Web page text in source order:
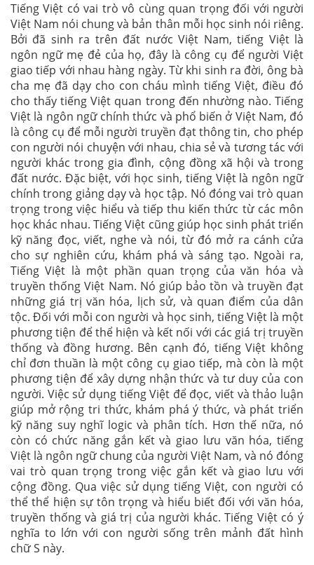
Tiếng Việt có vai trò vô cùng quan trọng đối với người
Việt Nam nói chung và bản thân mỗi học sinh nói riêng.
Bởi đã sinh ra trên đất nước Việt Nam, tiếng Việt là
ngôn ngữ mẹ đẻ của họ, đây là công cụ để người Việt
giao tiếp với nhau hàng ngày. Từ khi sinh ra đời, ông bà
cha mẹ đã dạy cho con cháu mình tiếng Việt, điều đó
cho thấy tiếng Việt quan trong đến nhường nào. Tiếng
Việt là ngôn ngữ chính thức và phổ biến ở Việt Nam, đó
là công cụ để mỗi người truyền đạt thông tin, cho phép
con người nói chuyện với nhau, chia sẻ và tương tác với
người khác trong gia đình, cộng đồng xã hội và trong
đất nước. Đặc biệt, với học sinh, tiếng Việt là ngôn ngữ
chính trong giảng dạy và học tập. Nó đóng vai trò quan
trọng trong việc hiểu và tiếp thu kiến thức từ các môn
học khác nhau. Tiếng Việt cũng giúp học sinh phát triển
kỹ năng đọc, viết, nghe và nói, từ đó mở ra cánh cửa
cho sự nghiên cứu, khám phá và sáng tạo. Ngoài ra,
Tiếng Việt là một phần quan trọng của văn hóa và
truyền thống Việt Nam. Nó giúp bảo tồn và truyền đạt
những giá trị văn hóa, lịch sử, và quan điểm của dân
tộc. Đối với mỗi con người và học sinh, tiếng Việt là một
phương tiện để thể hiện và kết nối với các giá trị truyền
thống và đồng hương. Bên cạnh đó, tiếng Việt không
chỉ đơn thuần là một công cụ giao tiếp, mà còn là một
phương tiện để xây dựng nhận thức và tư duy của con
người. Việc sử dụng tiếng Việt để đọc, viết và thảo luận
giúp mở rộng tri thức, khám phá ý thức, và phát triển
kỹ năng suy nghĩ logic và phân tích. Hơn thế nữa, nó
còn có chức năng gắn kết và giao lưu văn hóa, tiếng
Việt là ngôn ngữ chung của người Việt Nam, và nó đóng
vai trò quan trọng trong việc gắn kết và giao lưu với
cộng đồng. Qua việc sử dụng tiếng Việt, con người có
thể thể hiện sự tôn trọng và hiểu biết đối với văn hóa,
truyền thống và giá trị của người khác. Tiếng Việt có ý
nghĩa to lớn với con người sống trên mảnh đất hình
chữ S này.